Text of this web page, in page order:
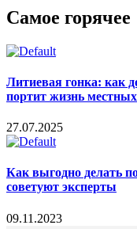
Самое горячее
Литиевая гонка: как
портит жизнь
27.07.2025
Как выгодно делать
советуют эксперты
09.11.2023